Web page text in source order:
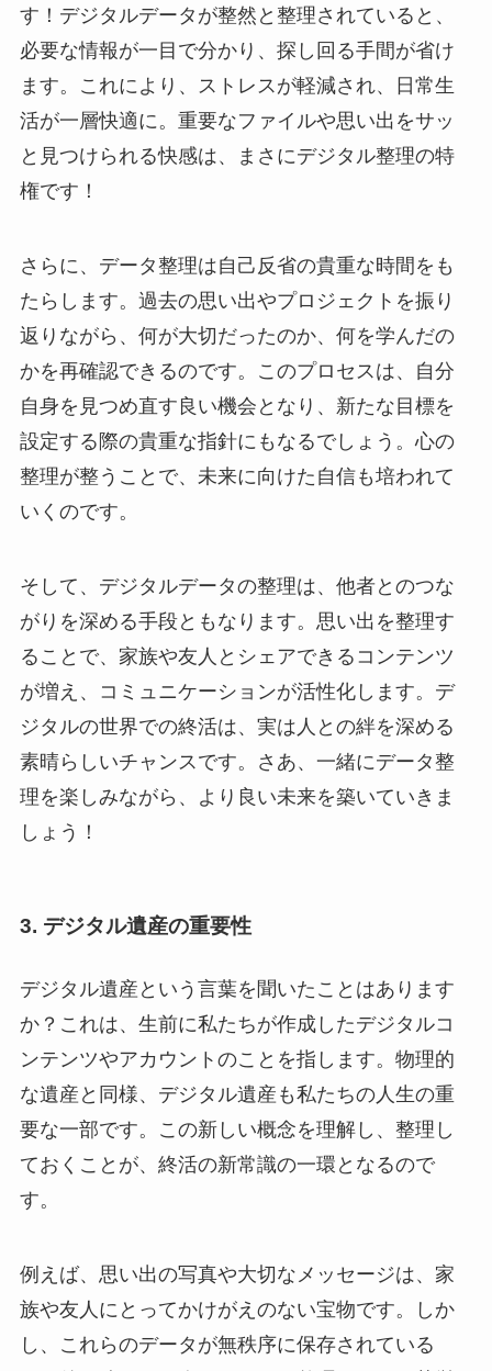
す！デジタルデータが整然と整理されていると、
必要な情報が一目で分かり、探し回る手間が省け
ます。これにより、ストレスが軽減され、日常生
活が一層快適に。重要なファイルや思い出をサッ
と見つけられる快感は、まさにデジタル整理の特
権です！
さらに、データ整理は自己反省の貴重な時間をも
たらします。過去の思い出やプロジェクトを振り
返りながら、何が大切だったのか、何を学んだの
かを再確認できるのです。このプロセスは、自分
自身を見つめ直す良い機会となり、新たな目標を
設定する際の貴重な指針にもなるでしょう。心の
整理が整うことで、未来に向けた自信も培われて
いくのです。
そして、デジタルデータの整理は、他者とのつな
がりを深める手段ともなります。思い出を整理す
ることで、家族や友人とシェアできるコンテンツ
が増え、コミュニケーションが活性化します。デ
ジタルの世界での終活は、実は人との絆を深める
素晴らしいチャンスです。さあ、一緒にデータ整
理を楽しみながら、より良い未来を築いていきま
しょう！
3. デジタル遺産の重要性
デジタル遺産という言葉を聞いたことはあります
か？これは、生前に私たちが作成したデジタルコ
ンテンツやアカウントのことを指します。物理的
な遺産と同様、デジタル遺産も私たちの人生の重
要な一部です。この新しい概念を理解し、整理し
ておくことが、終活の新常識の一環となるので
す。
例えば、思い出の写真や大切なメッセージは、家
族や友人にとってかけがえのない宝物です。しか
し、これらのデータが無秩序に保存されている